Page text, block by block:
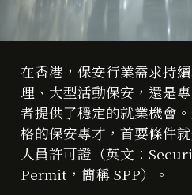
在香港，保安行業需求持
理、大型活動保安，還是
者提供了穩定的就業機會
格的保安專才，首要條件
人員許可證（英文：
Permit，簡稱 SPP）。